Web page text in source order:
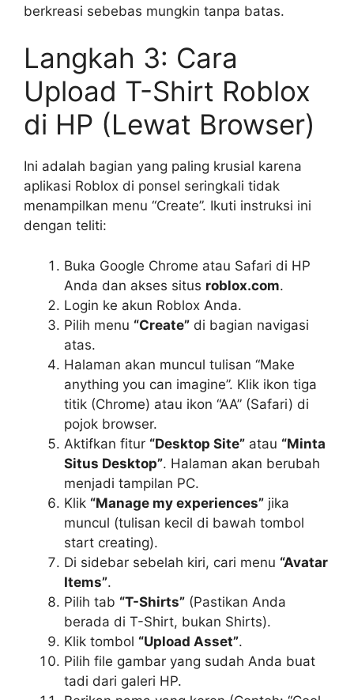
berkreasi sebebas mungkin tanpa batas.
Langkah 3: Cara
Upload T-Shirt Roblox
di HP (Lewat Browser)
Ini adalah bagian yang paling krusial karena
aplikasi Roblox di ponsel seringkali tidak
menampilkan menu “Create”. Ikuti instruksi ini
dengan teliti:
Buka Google Chrome atau Safari di HP
Anda dan akses situs roblox.com.
Login ke akun Roblox Anda.
Pilih menu “Create” di bagian navigasi
atas.
Halaman akan muncul tulisan “Make
anything you can imagine”. Klik ikon tiga
titik (Chrome) atau ikon “AA” (Safari) di
pojok browser.
Aktifkan fitur “Desktop Site” atau “Minta
Situs Desktop”. Halaman akan berubah
menjadi tampilan PC.
Klik “Manage my experiences” jika
muncul (tulisan kecil di bawah tombol
start creating).
Di sidebar sebelah kiri, cari menu “Avatar
Items”.
Pilih tab “T-Shirts” (Pastikan Anda
berada di T-Shirt, bukan Shirts).
Klik tombol “Upload Asset”.
Pilih file gambar yang sudah Anda buat
tadi dari galeri HP.